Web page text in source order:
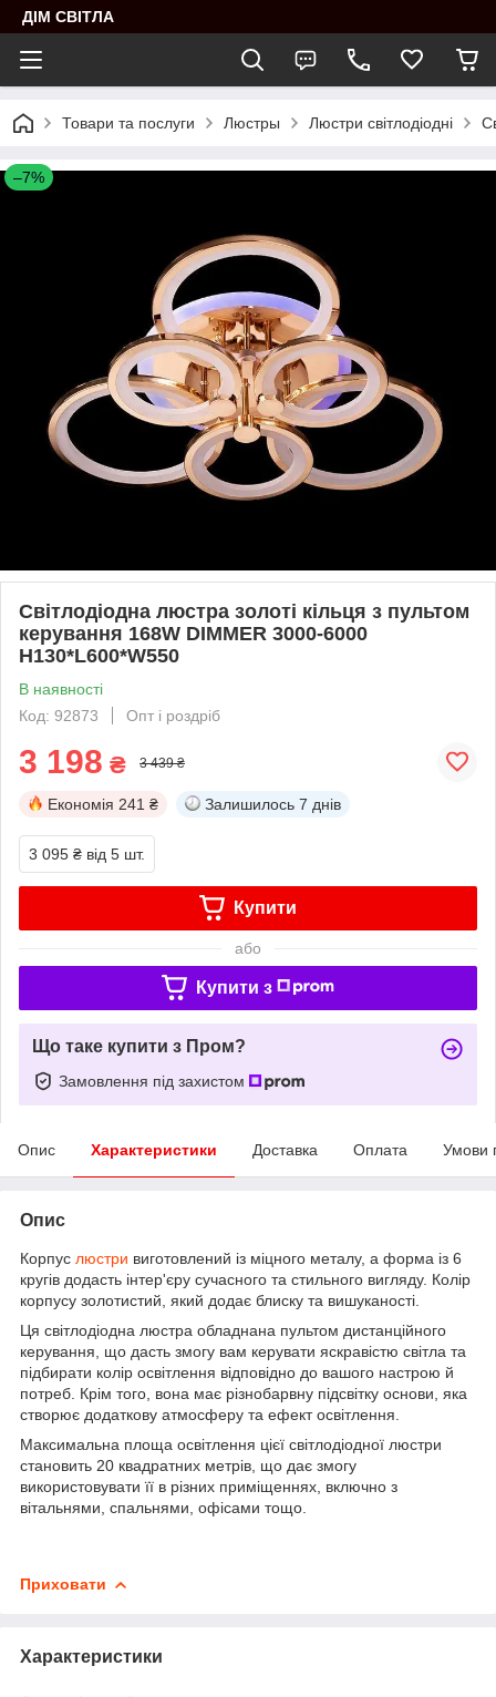
ДІМ СВІТЛА
Товари та послуги Люстры Люстри світлодіодні
–7%
Світлодіодна люстра золоті кільця з пультом
керування 168W DIMMER 3000-6000
H130*L600*W550
В наявності
Код: 92873
Опт і роздріб
3 198 ₴ 3 439 ₴
Економія 241 ₴ Залишилось 7 днів
3 095 ₴ від 5 шт.
Купити
або
Купити з
Що таке купити з Пром?
Замовлення під захистом
Опис Характеристики Доставка Оплата Умови
Опис
Корпус люстри виготовлений із міцного металу, а форма із 6
кругів додасть інтер'єру сучасного та стильного вигляду. Колір
корпусу золотистий, який додає блиску та вишуканості.
Ця світлодіодна люстра обладнана пультом дистанційного
керування, що дасть змогу вам керувати яскравістю світла та
підбирати колір освітлення відповідно до вашого настрою й
потреб. Крім того, вона має різнобарвну підсвітку основи, яка
створює додаткову атмосферу та ефект освітлення.
Максимальна площа освітлення цієї світлодіодної люстри
становить 20 квадратних метрів, що дає змогу
використовувати її в різних приміщеннях, включно з
вітальнями, спальнями, офісами тощо.
Приховати
Характеристики